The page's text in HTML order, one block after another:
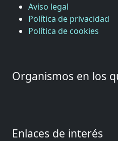
Aviso legal
Política de privacidad
Política de cookies
Organismos en los
Enlaces de interés